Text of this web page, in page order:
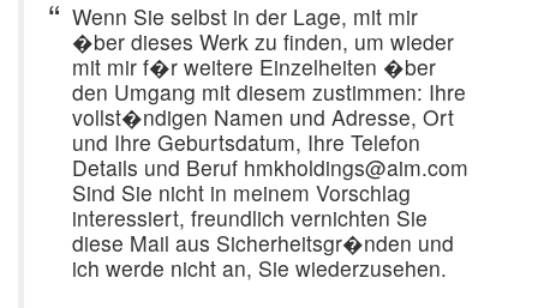
Wenn Sie selbst in der Lage, mit mir
�ber dieses Werk zu finden, um wieder
mit mir f�r weitere Einzelheiten �ber
den Umgang mit diesem zustimmen: Ihre
vollst�ndigen Namen und Adresse, Ort
und Ihre Geburtsdatum, Ihre Telefon
Details und Beruf hmkholdings@aim.com
Sind Sie nicht in meinem Vorschlag
interessiert, freundlich vernichten Sie
diese Mail aus Sicherheitsgr�nden und
ich werde nicht an, Sie wiederzusehen.